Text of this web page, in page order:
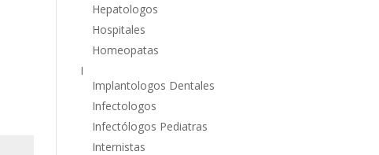
Hepatologos
Hospitales
Homeopatas
I
Implantologos Dentales
Infectologos
Infectólogos Pediatras
Internistas